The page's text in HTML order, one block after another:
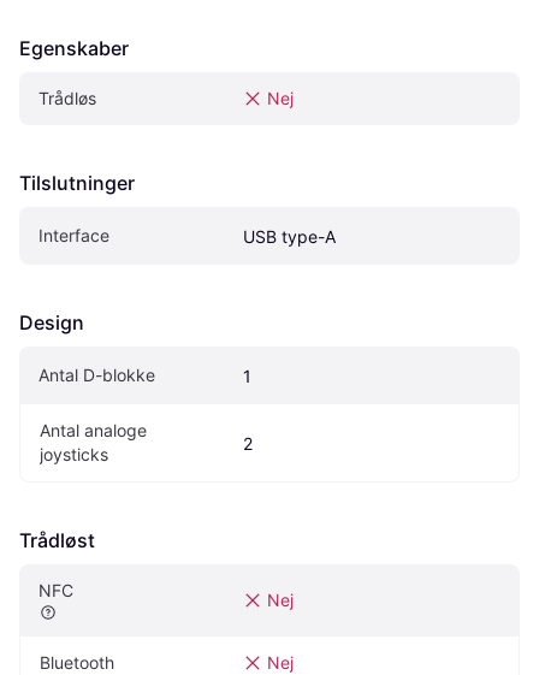
Egenskaber
Trådløs Nej
Tilslutninger
Interface USB type-A
Design
Antal D-blokke 1
Antal analoge
joysticks
2
Trådløst
NFC Nej
Bluetooth Nej